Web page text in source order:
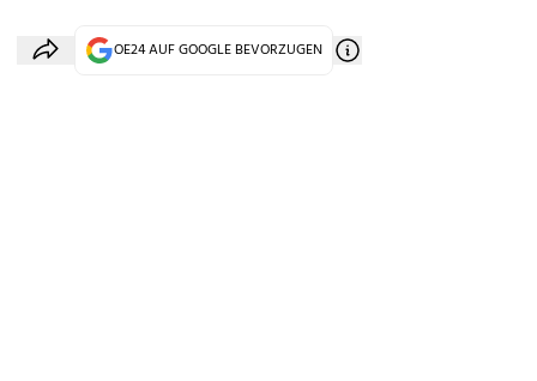
OE24 AUF GOOGLE BEVORZUGEN